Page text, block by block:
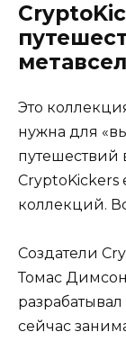
Это
нужна для
путешествий
CryptoKickers
коллекций.
Создатели
Томас
сейчас